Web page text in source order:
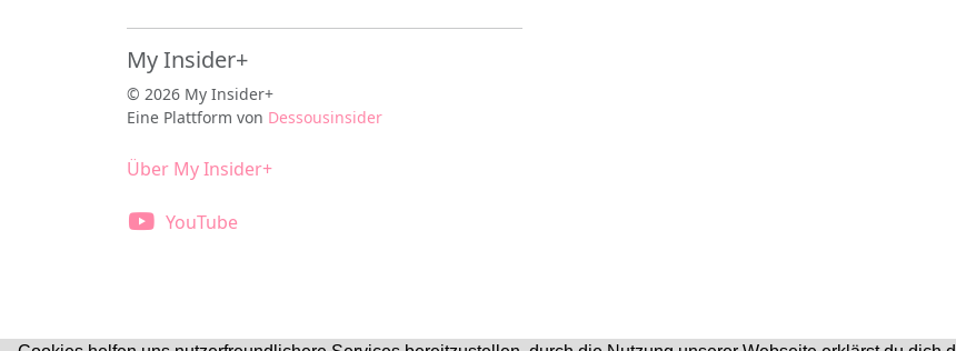
My Insider+
© 2026 My Insider+
Eine Plattform von Dessousinsider
Über My Insider+
YouTube
Made with in Tirol